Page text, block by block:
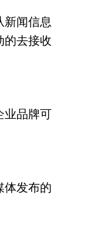
新闻信息
的去接收
业品牌可
体发布的